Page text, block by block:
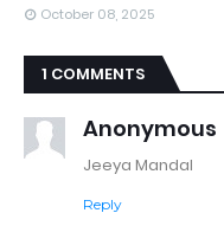
October 08, 2025
1 COMMENTS
Anonymous
Jeeya Mandal
Reply